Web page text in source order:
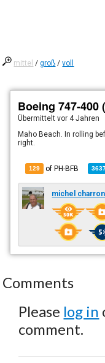
mittel /groß /voll
Boeing 747-400
Übermitteltvor 4 Jahren
Maho Beach. In rolling
right.
129 of PH-BFB
michel charron
Comments
Please log in
comment.